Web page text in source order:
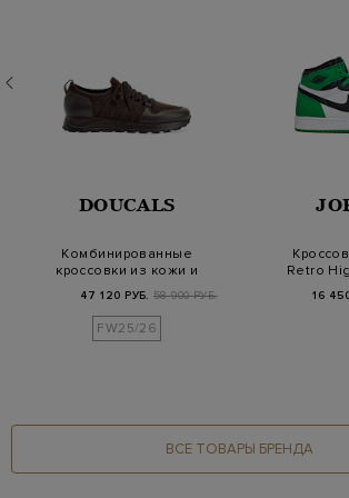
DOUCALS
Комбинированные
кроссовки из кожи и
текстиля с мехом
47 120 РУБ. 58 900 РУБ.
FW25/26
Retro
16
ВСЕ ТОВАРЫ БРЕНДА